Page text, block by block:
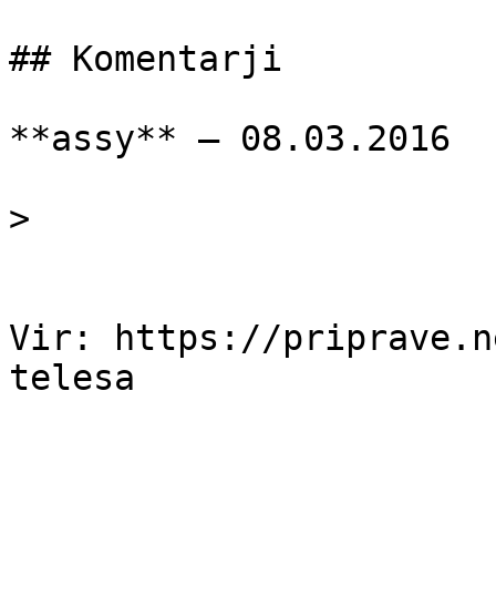
## Komentarji
**assy** — 08.03.2016
>
Vir: https://